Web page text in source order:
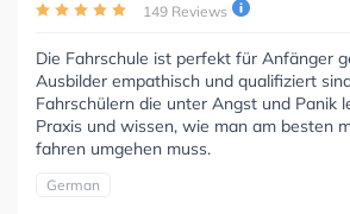
149 Reviews
Die Fahrschule ist perfekt für Anfänger
Ausbilder empathisch und qualifiziert
Fahrschülern die unter Angst und Panik
Praxis und wissen, wie man am besten
fahren umgehen muss.
German